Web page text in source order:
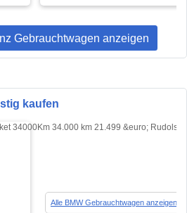
Gebrauchtwagen anzeigen
kaufen
Alle BMW Gebrauchtwagen anzeigen